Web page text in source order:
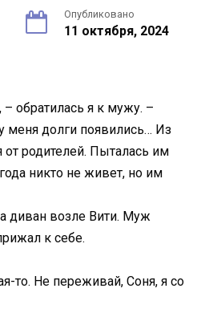
Опубликовано
11 октября, 2024
обратилась я к мужу. –
меня долги появились… Из
родителей. Пыталась им
никто не живет, но им
диван возле Вити. Муж
к себе.
то. Не переживай, Соня, я со